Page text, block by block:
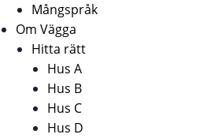
Mångspråk
Om Vägga
Hitta rätt
Hus A
Hus B
Hus C
Hus D